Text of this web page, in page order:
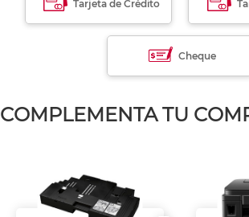
Tarjeta de Crédito
Cheque
COMPLEMENTA TU